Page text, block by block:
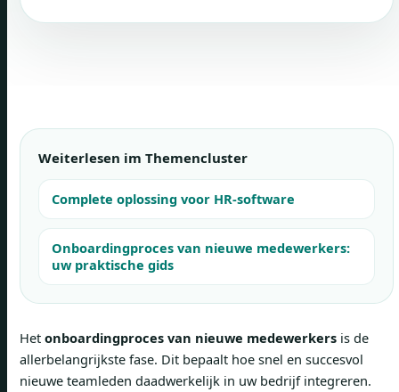
Weiterlesen im Themencluster
Complete oplossing voor HR-software
Onboardingproces van nieuwe medewerkers:
uw praktische gids
Het onboardingproces van nieuwe medewerkers is de
allerbelangrijkste fase. Dit bepaalt hoe snel en succesvol
nieuwe teamleden daadwerkelijk in uw bedrijf integreren.